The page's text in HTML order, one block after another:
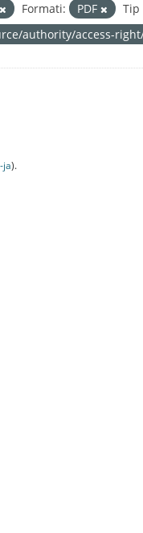
Formati: PDF
Tip
authority/access-right/
jа).